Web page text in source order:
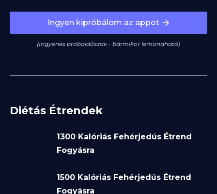
Ingyen kipróbálom az appot
(Ingyenes próbaidőszak - bármikor lemondható)
Diétás Étrendek
1300 Kalóriás Fehérjedús Étrend
Fogyásra
1500 Kalóriás Fehérjedús Étrend
Fogyásra